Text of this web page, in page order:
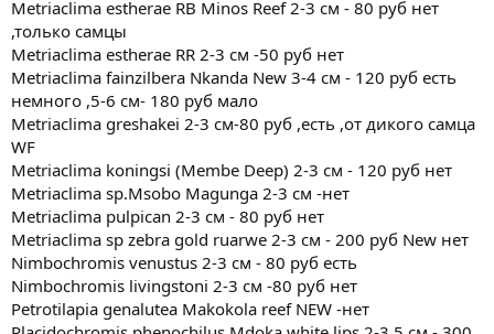
Metriaclima estherae RB Minos Reef 2-3 см - 80 руб нет
,только самцы
Metriaclima estherae RR 2-3 см -50 руб нет
Metriaclima fainzilbera Nkanda New 3-4 см - 120 руб есть
немного ,5-6 см- 180 руб мало
Metriaclima greshakei 2-3 см-80 руб ,есть ,от дикого самца
WF
Metriaclima koningsi (Membe Deep) 2-3 см - 120 руб нет
Metriaclima sp.Msobo Magunga 2-3 см -нет
Metriaclima pulpican 2-3 см - 80 руб нет
Metriaclima sp zebra gold ruarwe 2-3 см - 200 руб New нет
Nimbochromis venustus 2-3 см - 80 руб есть
Nimbochromis livingstoni 2-3 см -80 руб нет
Petrotilapia genalutea Makokola reef NEW -нет